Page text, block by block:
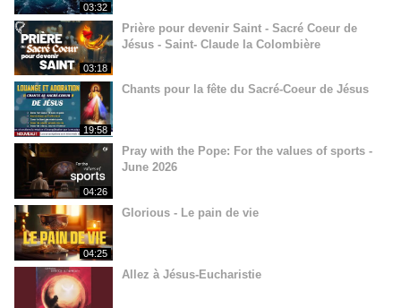
03:32
03:18
Prière pour devenir Saint - Sacré Coeur de
Jésus - Saint- Claude la Colombière
19:58
Chants pour la fête du Sacré-Coeur de Jésus
04:26
Pray with the Pope: For the values of sports -
June 2026
04:25
Glorious - Le pain de vie
Allez à Jésus-Eucharistie